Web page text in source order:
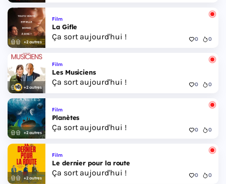
+2 autres
Film
La Gifle
Ça sort aujourd'hui ! 0 0
+2 autres
Film
Les Musiciens
Ça sort aujourd'hui ! 0 0
+2 autres
Film
Planètes
Ça sort aujourd'hui ! 0 0
+2 autres
Film
Le dernier pour la route
Ça sort aujourd'hui ! 0 0